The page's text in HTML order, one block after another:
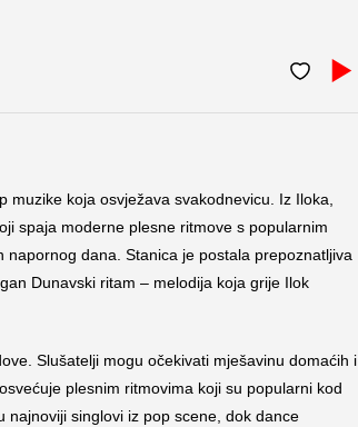
koja osvježava svakodnevicu. Iz Iloka,
spaja moderne plesne ritmove s popularnim
dana. Stanica je postala prepoznatljiva
Dunavski ritam – melodija koja grije Ilok
Slušatelji mogu očekivati mješavinu domaćih i
plesnim ritmovima koji su popularni kod
najnoviji singlovi iz pop scene, dok dance